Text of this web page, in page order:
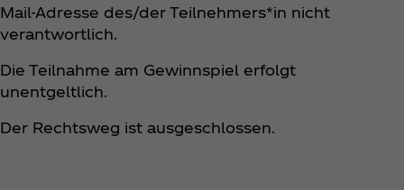
Mail-Adresse des/der Teilnehmers*in nicht
verantwortlich.
Die Teilnahme am Gewinnspiel erfolgt
unentgeltlich.
Der Rechtsweg ist ausgeschlossen.